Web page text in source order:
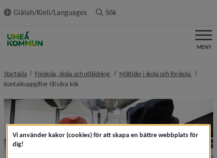
innehållet
Giälah/Kieli/Languages Sök
MENY
Startsida Förskola, skola och utbildning nivå i brödsmulenavigeringen
Måltider i skola och förskola nivå i
Kontaktuppgifter till våra köknivå i brödsmulenavigeringen
Vi använder kakor (cookies) för att skapa en bättre webbplats för
dig!